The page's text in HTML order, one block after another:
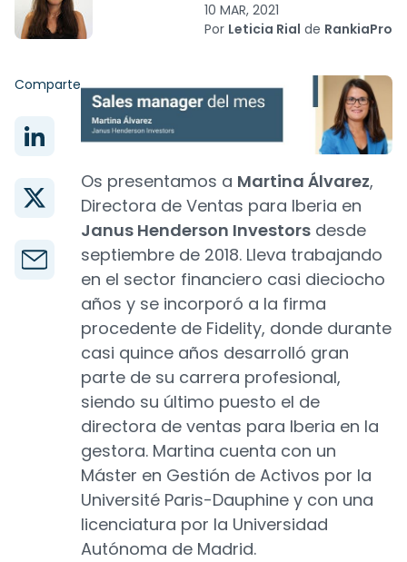
10 MAR, 2021
Por Leticia Rial de RankiaPro
Comparte
Os presentamos a Martina Álvarez,
Directora de Ventas para Iberia en
Janus Henderson Investors desde
septiembre de 2018. Lleva trabajando
en el sector financiero casi dieciocho
años y se incorporó a la firma
procedente de Fidelity, donde durante
casi quince años desarrolló gran
parte de su carrera profesional,
siendo su último puesto el de
directora de ventas para Iberia en la
gestora. Martina cuenta con un
Máster en Gestión de Activos por la
Université Paris-Dauphine y con una
licenciatura por la Universidad
Autónoma de Madrid.